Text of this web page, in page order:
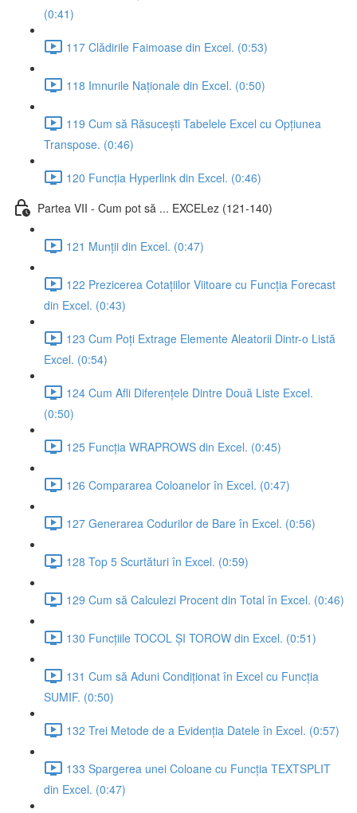
(0:41)
117 Clădirile Faimoase din Excel. (0:53)
118 Imnurile Naționale din Excel. (0:50)
119 Cum să Răsucești Tabelele Excel cu Opțiunea
Transpose. (0:46)
120 Funcția Hyperlink din Excel. (0:46)
Partea VII - Cum pot să ... EXCELez (121-140)
121 Munții din Excel. (0:47)
122 Prezicerea Cotațiilor Viitoare cu Funcția Forecast
din Excel. (0:43)
123 Cum Poți Extrage Elemente Aleatorii Dintr-o Listă
Excel. (0:54)
124 Cum Afli Diferențele Dintre Două Liste Excel.
(0:50)
125 Funcția WRAPROWS din Excel. (0:45)
126 Compararea Coloanelor în Excel. (0:47)
127 Generarea Codurilor de Bare în Excel. (0:56)
128 Top 5 Scurtături în Excel. (0:59)
129 Cum să Calculezi Procent din Total în Excel. (0:46)
130 Funcțiile TOCOL ȘI TOROW din Excel. (0:51)
131 Cum să Aduni Condiționat în Excel cu Funcția
SUMIF. (0:50)
132 Trei Metode de a Evidenția Datele în Excel. (0:57)
133 Spargerea unei Coloane cu Funcția TEXTSPLIT
din Excel. (0:47)